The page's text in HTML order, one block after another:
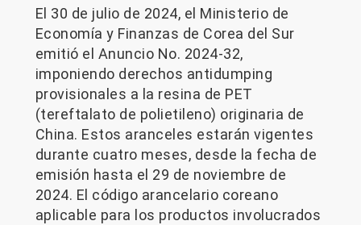
El 30 de julio de 2024, el Ministerio de
Economía y Finanzas de Corea del Sur
emitió el Anuncio No. 2024-32,
imponiendo derechos antidumping
provisionales a la resina de PET
(tereftalato de polietileno) originaria de
China. Estos aranceles estarán vigentes
durante cuatro meses, desde la fecha de
emisión hasta el 29 de noviembre de
2024. El código arancelario coreano
aplicable para los productos involucrados